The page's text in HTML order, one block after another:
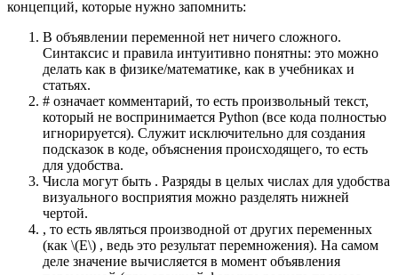
концепций, которые нужно запомнить:
В объявлении переменной нет ничего сложного.
Синтаксис и правила интуитивно понятны: это можно
делать как в физике/математике, как в учебниках и
статьях.
# означает комментарий, то есть произвольный текст,
который не воспринимается Python (все кода полностью
игнорируется). Служит исключительно для создания
подсказок в коде, объяснения происходящего, то есть
для удобства.
Числа могут быть . Разряды в целых числах для удобства
визуального восприятия можно разделять нижней
чертой.
, то есть являться производной от других переменных
(как \(E\) , ведь это результат перемножения). На самом
деле значение вычисляется в момент объявления